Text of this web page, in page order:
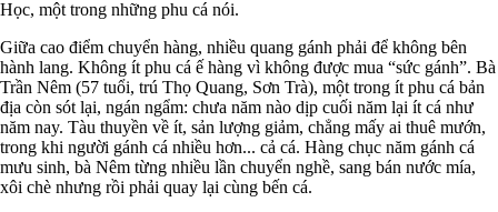
Học, một trong những phu cá nói.
Giữa cao điểm chuyển hàng, nhiều quang gánh phải để không bên
hành lang. Không ít phu cá ế hàng vì không được mua “sức gánh”. Bà
Trần Nêm (57 tuổi, trú Thọ Quang, Sơn Trà), một trong ít phu cá bản
địa còn sót lại, ngán ngẩm: chưa năm nào dịp cuối năm lại ít cá như
năm nay. Tàu thuyền về ít, sản lượng giảm, chẳng mấy ai thuê mướn,
trong khi người gánh cá nhiều hơn... cả cá. Hàng chục năm gánh cá
mưu sinh, bà Nêm từng nhiều lần chuyển nghề, sang bán nước mía,
xôi chè nhưng rồi phải quay lại cùng bến cá.